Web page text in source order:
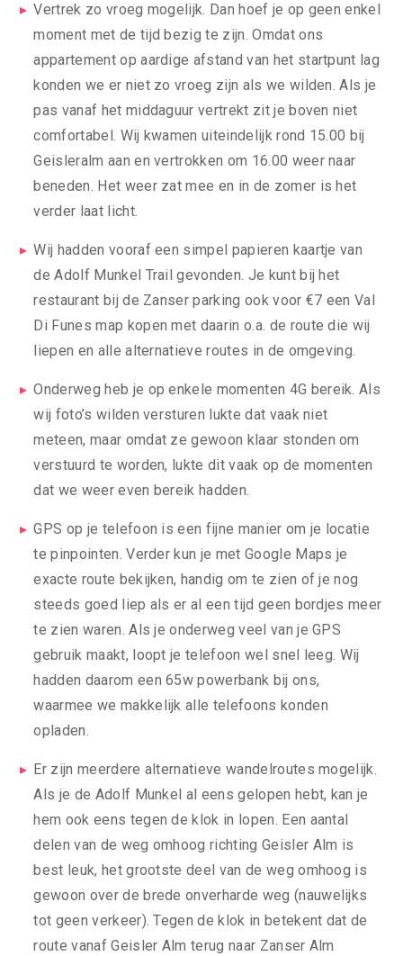
Vertrek zo vroeg mogelijk. Dan hoef je op geen enkel
moment met de tijd bezig te zijn. Omdat ons
appartement op aardige afstand van het startpunt lag
konden we er niet zo vroeg zijn als we wilden. Als je
pas vanaf het middaguur vertrekt zit je boven niet
comfortabel. Wij kwamen uiteindelijk rond 15.00 bij
Geisleralm aan en vertrokken om 16.00 weer naar
beneden. Het weer zat mee en in de zomer is het
verder laat licht.
Wij hadden vooraf een simpel papieren kaartje van
de Adolf Munkel Trail gevonden. Je kunt bij het
restaurant bij de Zanser parking ook voor €7 een Val
Di Funes map kopen met daarin o.a. de route die wij
liepen en alle alternatieve routes in de omgeving.
Onderweg heb je op enkele momenten 4G bereik. Als
wij foto’s wilden versturen lukte dat vaak niet
meteen, maar omdat ze gewoon klaar stonden om
verstuurd te worden, lukte dit vaak op de momenten
dat we weer even bereik hadden.
GPS op je telefoon is een fijne manier om je locatie
te pinpointen. Verder kun je met Google Maps je
exacte route bekijken, handig om te zien of je nog
steeds goed liep als er al een tijd geen bordjes meer
te zien waren. Als je onderweg veel van je GPS
gebruik maakt, loopt je telefoon wel snel leeg. Wij
hadden daarom een 65w powerbank bij ons,
waarmee we makkelijk alle telefoons konden
opladen.
Er zijn meerdere alternatieve wandelroutes mogelijk.
Als je de Adolf Munkel al eens gelopen hebt, kan je
hem ook eens tegen de klok in lopen. Een aantal
delen van de weg omhoog richting Geisler Alm is
best leuk, het grootste deel van de weg omhoog is
gewoon over de brede onverharde weg (nauwelijks
tot geen verkeer). Tegen de klok in betekent dat de
route vanaf Geisler Alm terug naar Zanser Alm